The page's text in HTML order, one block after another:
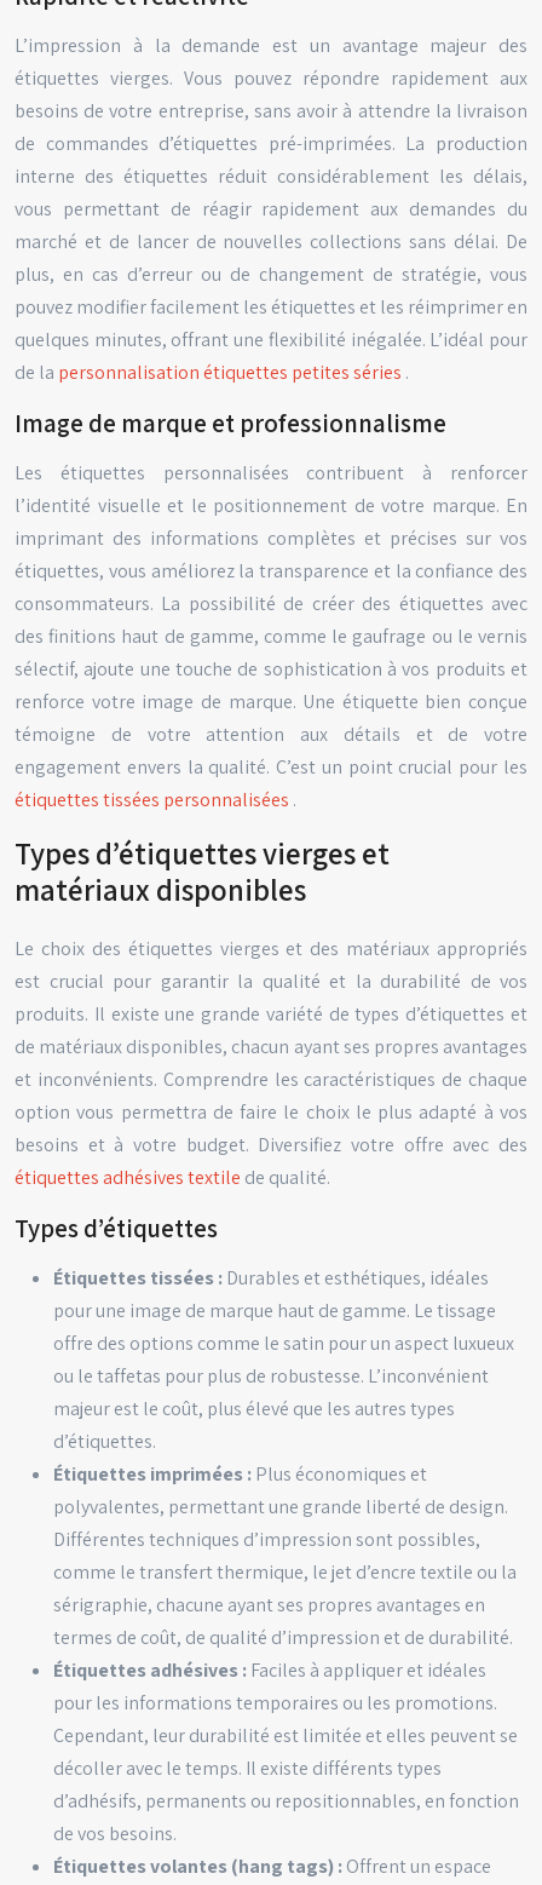
L’impression à la demande est un avantage majeur des
étiquettes vierges. Vous pouvez répondre rapidement aux
besoins de votre entreprise, sans avoir à attendre la livraison
de commandes d’étiquettes pré-imprimées. La production
interne des étiquettes réduit considérablement les délais,
vous permettant de réagir rapidement aux demandes du
marché et de lancer de nouvelles collections sans délai. De
plus, en cas d’erreur ou de changement de stratégie, vous
pouvez modifier facilement les étiquettes et les réimprimer en
quelques minutes, offrant une flexibilité inégalée. L’idéal pour
de la personnalisation étiquettes petites séries .
Image de marque et professionnalisme
Les étiquettes personnalisées contribuent à renforcer
l’identité visuelle et le positionnement de votre marque. En
imprimant des informations complètes et précises sur vos
étiquettes, vous améliorez la transparence et la confiance des
consommateurs. La possibilité de créer des étiquettes avec
des finitions haut de gamme, comme le gaufrage ou le vernis
sélectif, ajoute une touche de sophistication à vos produits et
renforce votre image de marque. Une étiquette bien conçue
témoigne de votre attention aux détails et de votre
engagement envers la qualité. C’est un point crucial pour les
étiquettes tissées personnalisées .
Types d’étiquettes vierges et
matériaux disponibles
Le choix des étiquettes vierges et des matériaux appropriés
est crucial pour garantir la qualité et la durabilité de vos
produits. Il existe une grande variété de types d’étiquettes et
de matériaux disponibles, chacun ayant ses propres avantages
et inconvénients. Comprendre les caractéristiques de chaque
option vous permettra de faire le choix le plus adapté à vos
besoins et à votre budget. Diversifiez votre offre avec des
étiquettes adhésives textile de qualité.
Types d’étiquettes
Étiquettes tissées : Durables et esthétiques, idéales
pour une image de marque haut de gamme. Le tissage
offre des options comme le satin pour un aspect luxueux
ou le taffetas pour plus de robustesse. L’inconvénient
majeur est le coût, plus élevé que les autres types
d’étiquettes.
Étiquettes imprimées : Plus économiques et
polyvalentes, permettant une grande liberté de design.
Différentes techniques d’impression sont possibles,
comme le transfert thermique, le jet d’encre textile ou la
sérigraphie, chacune ayant ses propres avantages en
termes de coût, de qualité d’impression et de durabilité.
Étiquettes adhésives : Faciles à appliquer et idéales
pour les informations temporaires ou les promotions.
Cependant, leur durabilité est limitée et elles peuvent se
décoller avec le temps. Il existe différents types
d’adhésifs, permanents ou repositionnables, en fonction
de vos besoins.
Étiquettes volantes (hang tags) :Offrent un espace